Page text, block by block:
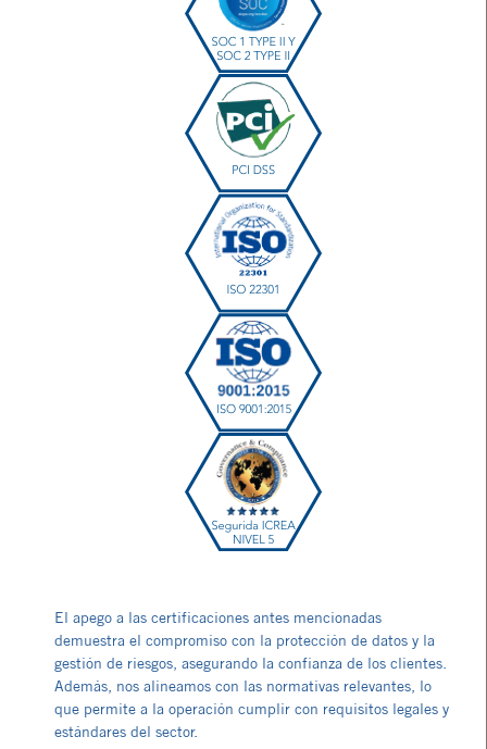
El apego a las certificaciones antes mencionadas
demuestra el compromiso con la protección de datos y la
gestión de riesgos, asegurando la confianza de los clientes.
Además, nos alineamos con las normativas relevantes, lo
que permite a la operación cumplir con requisitos legales y
estándares del sector.